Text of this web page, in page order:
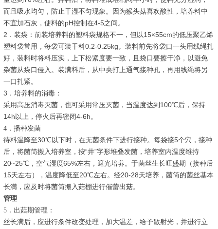
而且吸水均匀，防止干湿不匀现象。因为猴头菇喜欢酸性，培养料中
不宜加石灰，使料的pH控制在4-5之间。
2．装袋：前装培养料的塑料袋规格不一，但以15×55cm的低压聚乙烯
塑料袋常用，每袋可装干料0.2-0.25kg。装料前先将袋口一头用线绳扎
好，装料时将料压实，上下松紧度要一致，且袋口要擦干净，以避免
杂菌从袋口侵入。装满料后，从中央打上通气接种孔，再用线绳将另
一口扎紧。
3．培养料的消毒：
采用高压消毒灭菌，也可采用常压灭菌，当温度达到100℃后，保持
14h以上，停火后再密闭4-6h。
4 ．播种发菌
待料温降至30℃以下时，在无菌条件下进行接种。每袋接5个穴，接种
后，将菌筒搬入培养室，按“井”字形堆叠发菌，培养室内温度维持
20~25℃，空气湿度65%左右，遮光培养。于菌丝生长旺盛期（接种后
15天左右），温度降低至20℃左右。经20-28天培养，菌筒的菌丝基本
长满，应及时将菌筒搬入菇棚进行催蕾出菇。
管理
5 ． 出菇期管理：
丝长满后，应进行条件改变处理，加大温差，给予散射光，并进行立